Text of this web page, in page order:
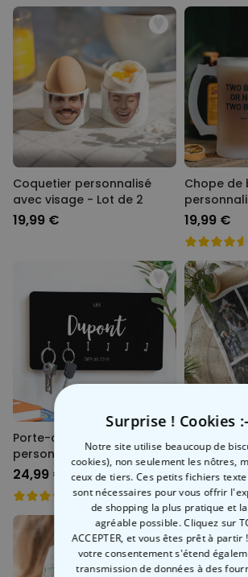
Coquetier personnalisé
avec visage - Lot de 2
19,99 €
Chope de
et texte
19,99 €
Porte-clés Mural
personnalisé avec nom
24,99 €
avec
39,99 €
Surprise ! Cookies
Notre site utilise beaucoup de
cookies), non seulement les nôtres,
ceux de tiers. Ces petits fichiers
sont nécessaires pour vous offrir
de shopping la plus pratique et
agréable possible. Cliquez sur
ACCEPTER, et vous êtes prêt à partir
votre consentement s'étend
transmission de données à des